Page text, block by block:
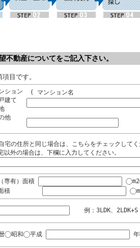
不動産についてをご記入下さい。
目です。
ション
建て
他
( マンション名
宅の住所と同じ場合は、こちらをチェックして
以外の場合は、下欄に入力してください。
専有）面積
m2
面積
例：3LDK、2LDK+S
昭和 平成